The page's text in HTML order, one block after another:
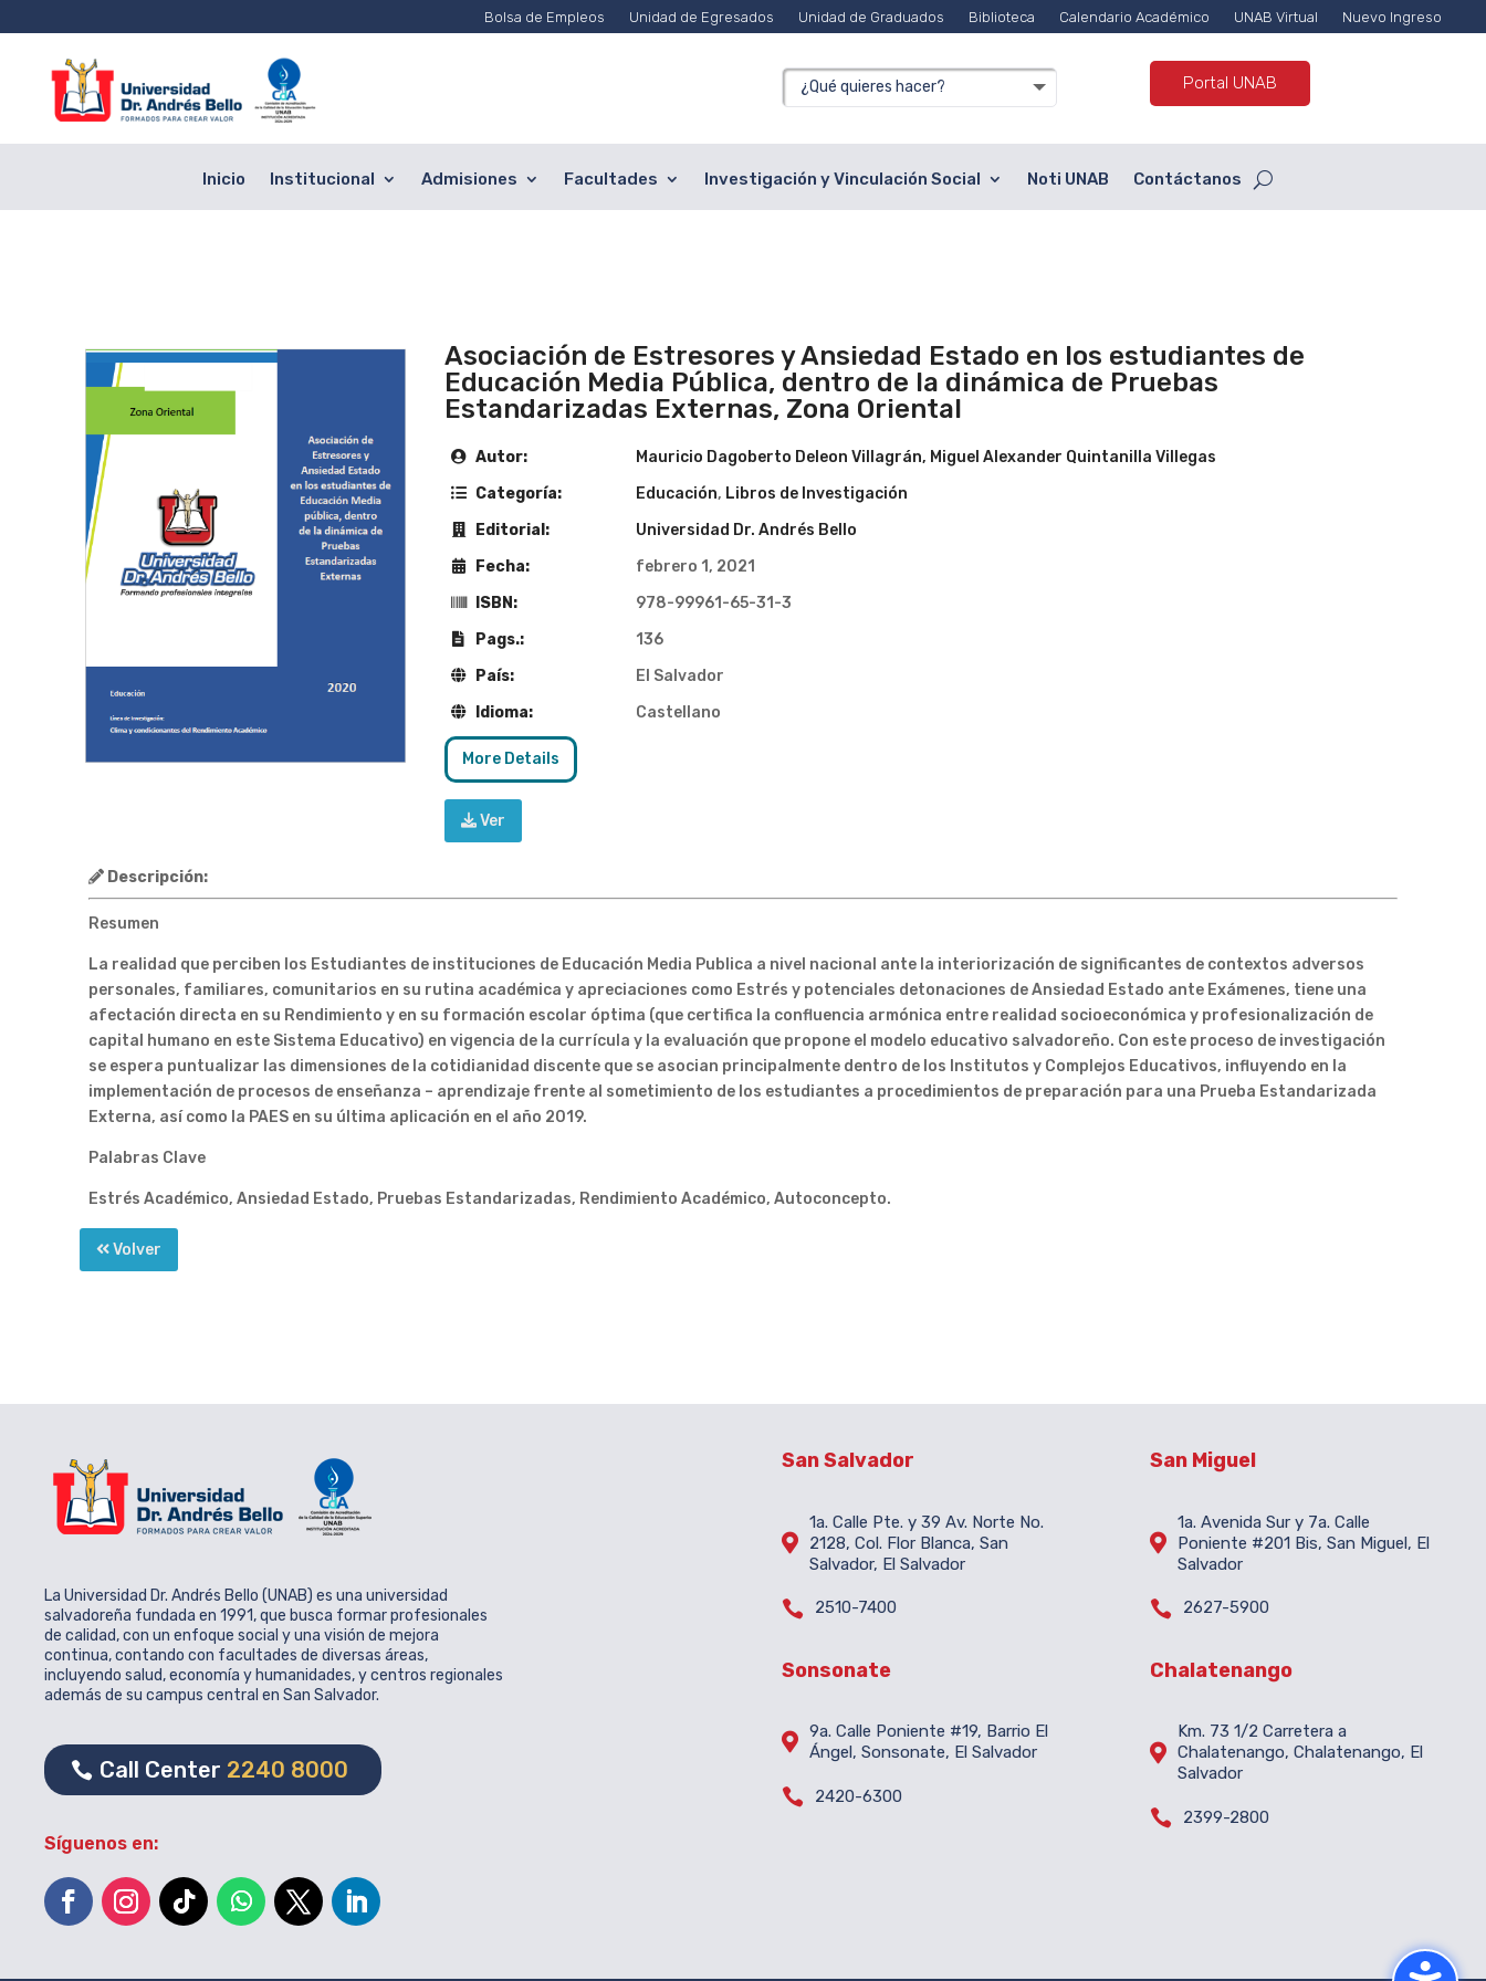
Bolsa de Empleos Unidad de Egresados Unidad de Graduados Biblioteca Calendario Académico UNAB Virtual Nuevo Ingreso
Portal UNAB
Inicio Institucional Admisiones Facultades Investigación y Vinculación Social Noti UNAB Contáctanos
Asociación de Estresores y Ansiedad Estado en los estudiantes de
Educación Media Pública, dentro de la dinámica de Pruebas
Estandarizadas Externas, Zona Oriental
Autor:
Mauricio Dagoberto Deleon Villagrán, Miguel Alexander Quintanilla Villegas
Categoría:
Educación, Libros de Investigación
Editorial:
Universidad Dr. Andrés Bello
Fecha:
febrero 1, 2021
ISBN:
978-99961-65-31-3
Pags.:
136
País:
El Salvador
Idioma:
Castellano
More Details
Ver
Descripción:
Resumen
La realidad que perciben los Estudiantes de instituciones de Educación Media Publica a nivel nacional ante la interiorización de significantes de contextos adversos
personales, familiares, comunitarios en su rutina académica y apreciaciones como Estrés y potenciales detonaciones de Ansiedad Estado ante Exámenes, tiene una
afectación directa en su Rendimiento y en su formación escolar óptima (que certifica la confluencia armónica entre realidad socioeconómica y profesionalización de
capital humano en este Sistema Educativo) en vigencia de la currícula y la evaluación que propone el modelo educativo salvadoreño. Con este proceso de investigación
se espera puntualizar las dimensiones de la cotidianidad discente que se asocian principalmente dentro de los Institutos y Complejos Educativos, influyendo en la
implementación de procesos de enseñanza – aprendizaje frente al sometimiento de los estudiantes a procedimientos de preparación para una Prueba Estandarizada
Externa, así como la PAES en su última aplicación en el año 2019.
Palabras Clave
Estrés Académico, Ansiedad Estado, Pruebas Estandarizadas, Rendimiento Académico, Autoconcepto.
Volver
La Universidad Dr. Andrés Bello (UNAB) es una universidad
salvadoreña fundada en 1991, que busca formar profesionales
de calidad, con un enfoque social y una visión de mejora
continua, contando con facultades de diversas áreas,
incluyendo salud, economía y humanidades, y centros regionales
además de su campus central en San Salvador.
Call Center 2240 8000
Síguenos en:
San Salvador

1a. Calle Pte. y 39 Av. Norte No.
2128, Col. Flor Blanca, San
Salvador, El Salvador
 2510-7400
Sonsonate
 9a. Calle Poniente #19, Barrio El
Ángel, Sonsonate, El Salvador
 2420-6300
San Miguel

1a. Avenida Sur y 7a. Calle
Poniente #201 Bis, San Miguel, El
Salvador
 2627-5900
Chalatenango

Km. 73 1/2 Carretera a
Chalatenango, Chalatenango, El
Salvador
 2399-2800